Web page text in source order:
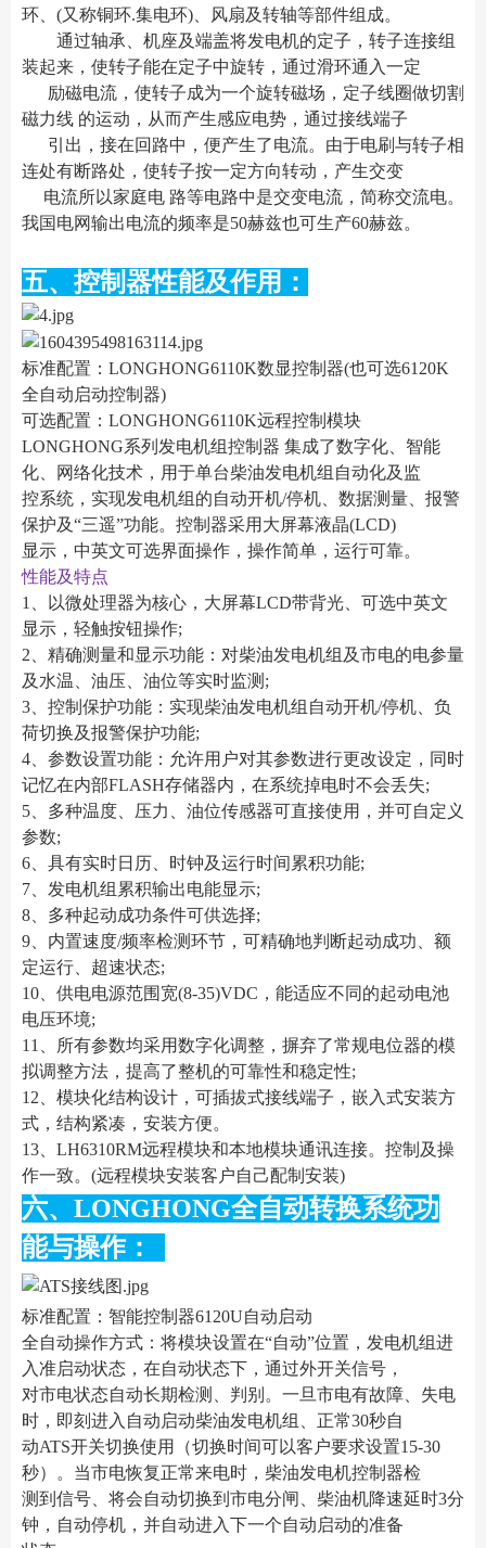
环、(又称铜环.集电环)、风扇及转轴等部件组成。
通过轴承、机座及端盖将发电机的定子，转子连接组
装起来，使转子能在定子中旋转，通过滑环通入一定
励磁电流，使转子成为一个旋转磁场，定子线圈做切割
磁力线 的运动，从而产生感应电势，通过接线端子
引出，接在回路中，便产生了电流。由于电刷与转子相
连处有断路处，使转子按一定方向转动，产生交变
电流所以家庭电 路等电路中是交变电流，简称交流电。
我国电网输出电流的频率是50赫兹也可生产60赫兹。
五、控制器性能及作用：
标准配置：LONGHONG6110K数显控制器(也可选6120K
全自动启动控制器)
可选配置：LONGHONG6110K远程控制模块
LONGHONG系列发电机组控制器 集成了数字化、智能
化、网络化技术，用于单台柴油发电机组自动化及监
控系统，实现发电机组的自动开机/停机、数据测量、报警
保护及“三遥”功能。控制器采用大屏幕液晶(LCD)
显示，中英文可选界面操作，操作简单，运行可靠。
性能及特点
1、以微处理器为核心，大屏幕LCD带背光、可选中英文
显示，轻触按钮操作;
2、精确测量和显示功能：对柴油发电机组及市电的电参量
及水温、油压、油位等实时监测;
3、控制保护功能：实现柴油发电机组自动开机/停机、负
荷切换及报警保护功能;
4、参数设置功能：允许用户对其参数进行更改设定，同时
记忆在内部FLASH存储器内，在系统掉电时不会丢失;
5、多种温度、压力、油位传感器可直接使用，并可自定义
参数;
6、具有实时日历、时钟及运行时间累积功能;
7、发电机组累积输出电能显示;
8、多种起动成功条件可供选择;
9、内置速度/频率检测环节，可精确地判断起动成功、额
定运行、超速状态;
10、供电电源范围宽(8-35)VDC，能适应不同的起动电池
电压环境;
11、所有参数均采用数字化调整，摒弃了常规电位器的模
拟调整方法，提高了整机的可靠性和稳定性;
12、模块化结构设计，可插拔式接线端子，嵌入式安装方
式，结构紧凑，安装方便。
13、LH6310RM远程模块和本地模块通讯连接。控制及操
作一致。(远程模块安装客户自己配制安装)
六、LONGHONG全自动转换系统功
能与操作：
标准配置：智能控制器6120U自动启动
全自动操作方式：将模块设置在“自动”位置，发电机组进
入准启动状态，在自动状态下，通过外开关信号，
对市电状态自动长期检测、判别。一旦市电有故障、失电
时，即刻进入自动启动柴油发电机组、正常30秒自
动ATS开关切换使用（切换时间可以客户要求设置15-30
秒）。当市电恢复正常来电时，柴油发电机控制器检
测到信号、将会自动切换到市电分闸、柴油机降速延时3分
钟，自动停机，并自动进入下一个自动启动的准备